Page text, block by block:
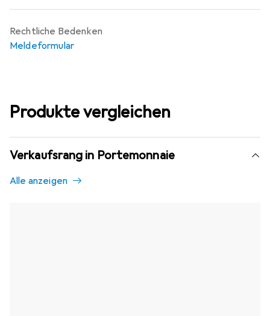
Rechtliche Bedenken
Meldeformular
Produkte vergleichen
Verkaufsrang in Portemonnaie
Alle anzeigen